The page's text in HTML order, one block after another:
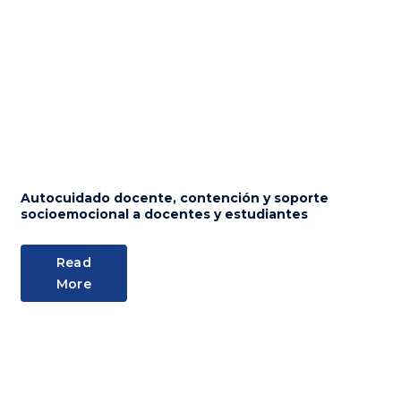
Autocuidado docente, contención y soporte
socioemocional a docentes y estudiantes
Read
More